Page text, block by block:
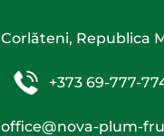
Corlăteni, Republica
+373 69-777-
office@nova-plum-